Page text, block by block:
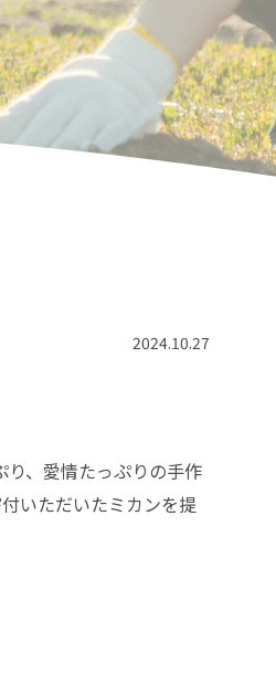
2024.10.27
、愛情たっぷりの手作
いただいたミカンを提